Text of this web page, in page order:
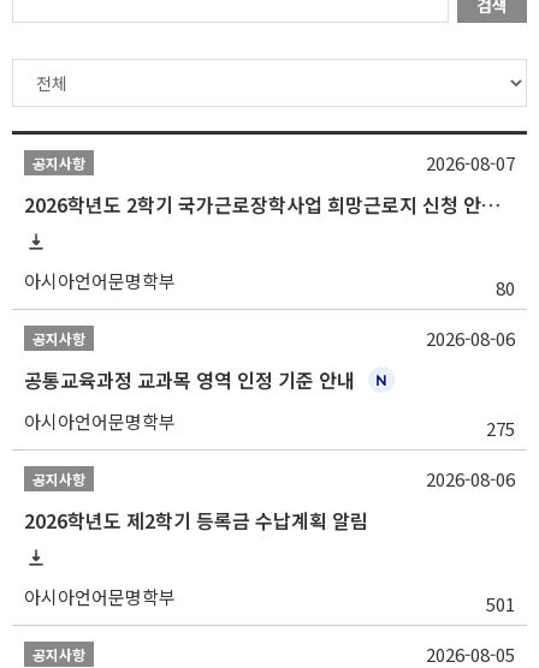
검색
공지사항
2026학년도 2학기 국가근로장학사업 희망근로지 신청 안내
아시아언어문명학부 80
2026-08-07
공지사항
공통교육과정 교과목 영역 인정 기준 안내
아시아언어문명학부 275
2026-08-06
공지사항
2026학년도 제2학기 등록금 수납계획 알림
아시아언어문명학부 501
2026-08-06
공지사항 2026-08-05